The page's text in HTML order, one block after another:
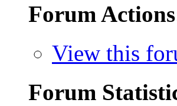
Forum
View this
Forum